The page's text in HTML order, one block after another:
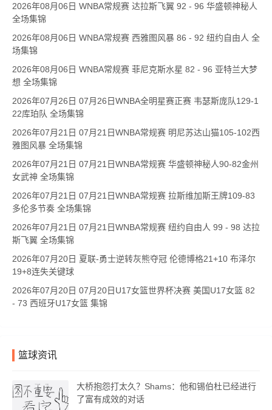
2026年08月06日 WNBA常规赛 达拉斯飞翼 92 - 96 华盛顿神秘人
全场集锦
2026年08月06日 WNBA常规赛 西雅图风暴 86 - 92 纽约自由人 全
场集锦
2026年08月06日 WNBA常规赛 菲尼克斯水星 82 - 96 亚特兰大梦
想 全场集锦
2026年07月26日 07月26日WNBA全明星赛正赛 韦瑟斯庞队129-1
22库珀队 全场集锦
2026年07月21日 07月21日WNBA常规赛 明尼苏达山猫105-102西
雅图风暴 全场集锦
2026年07月21日 07月21日WNBA常规赛 华盛顿神秘人90-82金州
女武神 全场集锦
2026年07月21日 07月21日WNBA常规赛 拉斯维加斯王牌109-83
多伦多节奏 全场集锦
2026年07月21日 07月21日WNBA常规赛 纽约自由人 99 - 98 达拉
斯飞翼 全场集锦
2026年07月20日 夏联-勇士逆转灰熊夺冠 伦德博格21+10 布泽尔
19+8连失关键球
2026年07月20日 07月20日U17女篮世界杯决赛 美国U17女篮 82
- 73 西班牙U17女篮 集锦
篮球资讯
大桥抱怨打太久？Shams：他和锡伯杜已经进行
了富有成效的对话